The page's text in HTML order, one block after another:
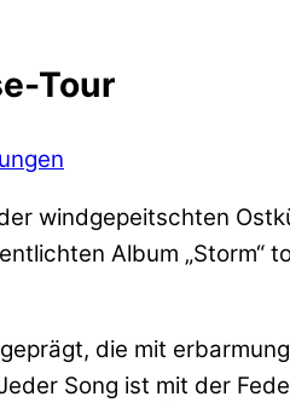
Tour
windgepeitschten
Album „Storm“
die mit
Song ist mit der